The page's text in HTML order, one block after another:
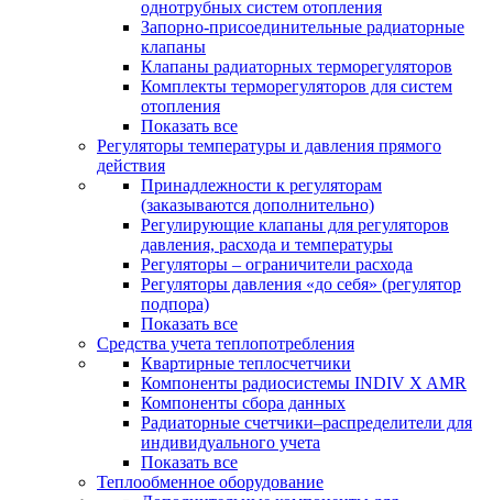
однотрубных систем отопления
Запорно-присоединительные радиаторные
клапаны
Клапаны радиаторных терморегуляторов
Комплекты терморегуляторов для систем
отопления
Показать все
Регуляторы температуры и давления прямого
действия
Принадлежности к регуляторам
(заказываются дополнительно)
Регулирующие клапаны для регуляторов
давления, расхода и температуры
Регуляторы – ограничители расхода
Регуляторы давления «до себя» (регулятор
подпора)
Показать все
Средства учета теплопотребления
Квартирные теплосчетчики
Компоненты радиосистемы INDIV X AMR
Компоненты сбора данных
Радиаторные счетчики–распределители для
индивидуального учета
Показать все
Теплообменное оборудование